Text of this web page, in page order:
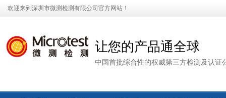
欢迎来到深圳市微测检测有限公司官方网站！
让您的产品通全球
中国首批综合性的权威第三方检测及认证